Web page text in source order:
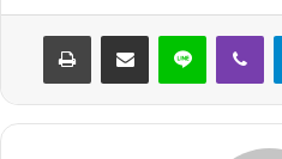
تيلقرام ڤايبر لاين مشاركة عبر البريد طباعة